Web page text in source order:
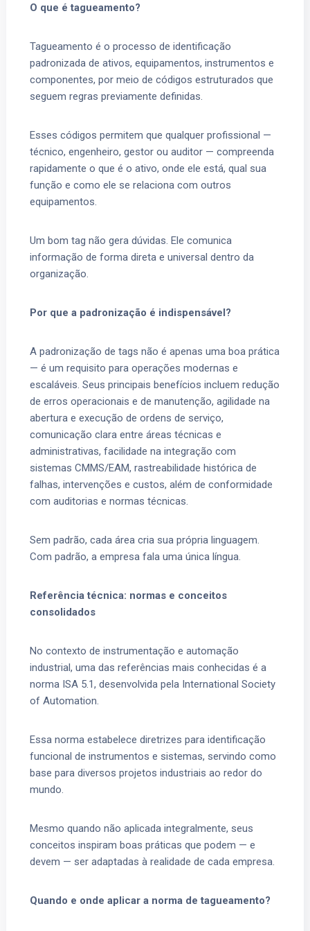
O que é tagueamento?
Tagueamento é o processo de identificação
padronizada de ativos, equipamentos, instrumentos e
componentes, por meio de códigos estruturados que
seguem regras previamente definidas.
Esses códigos permitem que qualquer profissional —
técnico, engenheiro, gestor ou auditor — compreenda
rapidamente o que é o ativo, onde ele está, qual sua
função e como ele se relaciona com outros
equipamentos.
Um bom tag não gera dúvidas. Ele comunica
informação de forma direta e universal dentro da
organização.
Por que a padronização é indispensável?
A padronização de tags não é apenas uma boa prática
— é um requisito para operações modernas e
escaláveis. Seus principais benefícios incluem redução
de erros operacionais e de manutenção, agilidade na
abertura e execução de ordens de serviço,
comunicação clara entre áreas técnicas e
administrativas, facilidade na integração com
sistemas CMMS/EAM, rastreabilidade histórica de
falhas, intervenções e custos, além de conformidade
com auditorias e normas técnicas.
Sem padrão, cada área cria sua própria linguagem.
Com padrão, a empresa fala uma única língua.
Referência técnica: normas e conceitos
consolidados
No contexto de instrumentação e automação
industrial, uma das referências mais conhecidas é a
norma ISA 5.1, desenvolvida pela International Society
of Automation.
Essa norma estabelece diretrizes para identificação
funcional de instrumentos e sistemas, servindo como
base para diversos projetos industriais ao redor do
mundo.
Mesmo quando não aplicada integralmente, seus
conceitos inspiram boas práticas que podem — e
devem — ser adaptadas à realidade de cada empresa.
Quando e onde aplicar a norma de tagueamento?